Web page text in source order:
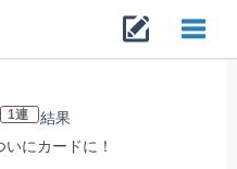
1連
結果
にカードに！